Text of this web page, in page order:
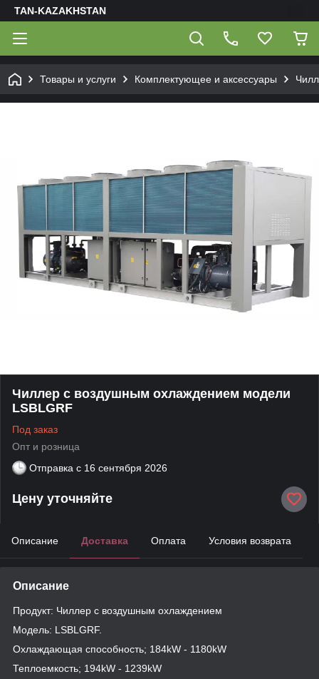
TAN-KAZAKHSTAN
Товары и услуги Комплектующее и аксессуары
Чиллер с воздушным охлаждением модели
LSBLGRF
Под заказ
Опт и розница
Отправка с 16 сентября 2026
Цену уточняйте
Описание Доставка Оплата Условия возврата
Описание
Продукт: Чиллер с воздушным охлаждением
Модель: LSBLGRF.
Охлаждающая способность; 184kW - 1180kW
Теплоемкость; 194kW - 1239kW